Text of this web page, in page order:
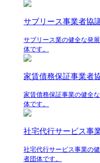
サブリース事業者協
サブリース業の健全な発
体です。
家賃債務保証事業者
家賃債務保証事業の健全
体です。
社宅代行サービス事
社宅代行サービス事業の
者団体です。